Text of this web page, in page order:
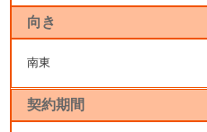
向き
南東
契約期間